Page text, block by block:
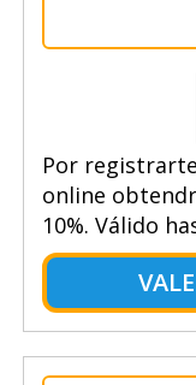
Por
online
10%. Válido